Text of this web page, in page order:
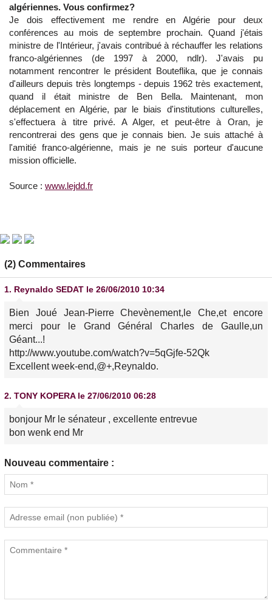
algériennes. Vous confirmez?
Je dois effectivement me rendre en Algérie pour deux
conférences au mois de septembre prochain. Quand j'étais
ministre de l'Intérieur, j'avais contribué à réchauffer les relations
franco-algériennes (de 1997 à 2000, ndlr). J'avais pu
notamment rencontrer le président Bouteflika, que je connais
d'ailleurs depuis très longtemps - depuis 1962 très exactement,
quand il était ministre de Ben Bella. Maintenant, mon
déplacement en Algérie, par le biais d'institutions culturelles,
s'effectuera à titre privé. A Alger, et peut-être à Oran, je
rencontrerai des gens que je connais bien. Je suis attaché à
l'amitié franco-algérienne, mais je ne suis porteur d'aucune
mission officielle.
Source : www.lejdd.fr
(2) Commentaires
1. Reynaldo SEDAT le 26/06/2010 10:34
Bien Joué Jean-Pierre Chevènement,le Che,et encore
merci pour le Grand Général Charles de Gaulle,un
Géant...!
http://www.youtube.com/watch?v=5qGjfe-52Qk
Excellent week-end,@+,Reynaldo.
2. TONY KOPERA le 27/06/2010 06:28
bonjour Mr le sénateur , excellente entrevue
bon wenk end Mr
Nouveau commentaire :